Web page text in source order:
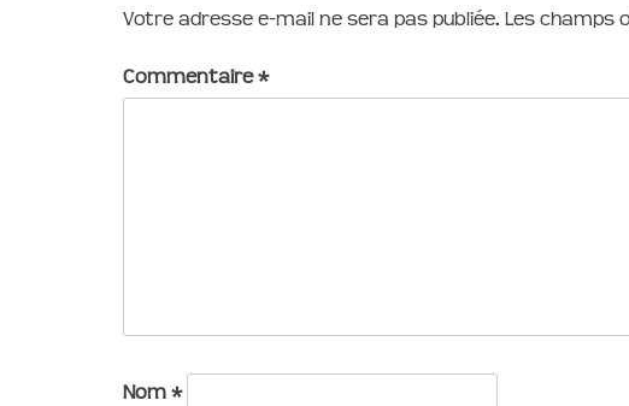
Votre adresse e-mail ne sera pas publiée. Les champs
Commentaire*
Nom *